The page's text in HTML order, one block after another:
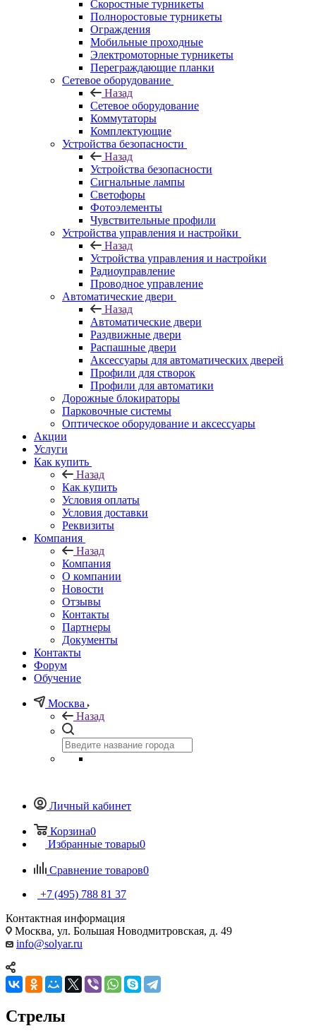
Скоростные турникеты
Полноростовые турникеты
Ограждения
Мобильные проходные
Электромоторные турникеты
Переграждающие планки
Сетевое оборудование
Назад
Сетевое оборудование
Коммутаторы
Комплектующие
Устройства безопасности
Назад
Устройства безопасности
Сигнальные лампы
Светофоры
Фотоэлементы
Чувствительные профили
Устройства управления и настройки
Назад
Устройства управления и настройки
Радиоуправление
Проводное управление
Автоматические двери
Назад
Автоматические двери
Раздвижные двери
Распашные двери
Аксессуары для автоматических дверей
Профили для створок
Профили для автоматики
Дорожные блокираторы
Парковочные системы
Оптическое оборудование и аксессуары
Акции
Услуги
Как купить
Назад
Как купить
Условия оплаты
Условия доставки
Реквизиты
Компания
Назад
Компания
О компании
Новости
Отзывы
Контакты
Партнеры
Документы
Контакты
Форум
Обучение
Москва
Назад
Личный кабинет
Корзина0
Избранные товары0
Сравнение товаров0
+7 (495) 788 81 37
Контактная информация
Москва, ул. Большая Новодмитровская, д. 49
info@solyar.ru
Стрелы